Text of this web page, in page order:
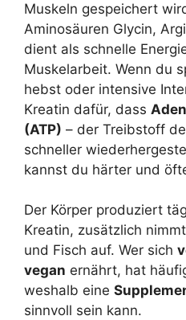
Muskeln gespeichert
Aminosäuren Glycin,
dient als schnelle
Muskelarbeit. Wenn du
hebst oder intensive
Kreatin dafür, dass
(ATP) – der Treibstoff
schneller
kannst du härter und
Der Körper produziert
Kreatin, zusätzlich
und Fisch auf. Wer sich
vegan ernährt, hat
weshalb eine
sinnvoll sein kann.